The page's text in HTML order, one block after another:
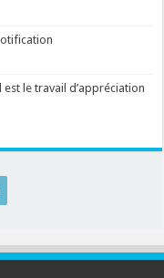
le travail d’appréciation